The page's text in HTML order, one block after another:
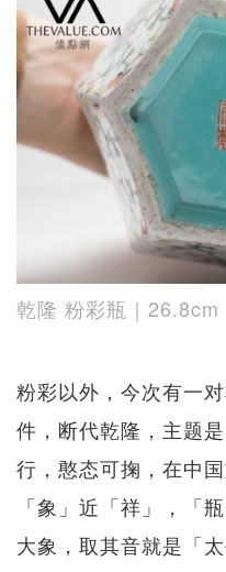
乾隆 粉彩瓶｜26.8cm
粉彩以外，今次有一
件，断代乾隆，主题
行，憨态可掬，在中
「象」近「祥」，「
大象，取其音就是「太